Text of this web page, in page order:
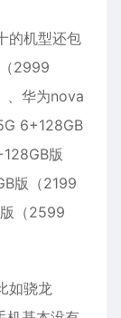
的机型还包
2999
、华为nova
6+128GB
版
版（2199
（2599
如骁龙